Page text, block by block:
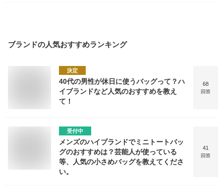
ブランドの人気おすすめランキング
決定
40代の男性が休日に使うバッグって？ハ
イブランドなど人気のおすすめを教え
て！
68
回答
受付中
メンズのハイブランドでミニトートバッ
グのおすすめは？芸能人が使っている
等、人気の小さめバッグを教えてくださ
い。
41
回答